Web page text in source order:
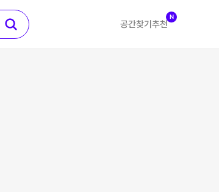
공간찾기 추천
N